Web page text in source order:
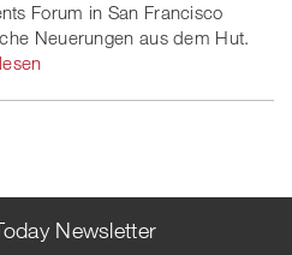
Forum in San Francisco
Neuerungen aus dem Hut.
Newsletter